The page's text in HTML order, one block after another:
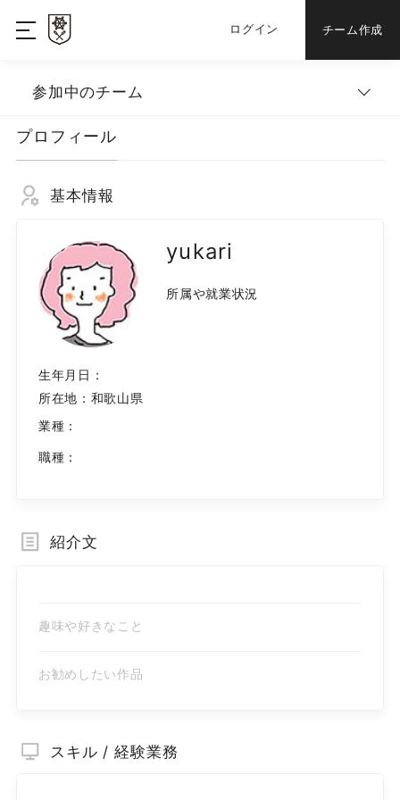
ログイン チーム作成
参加中のチーム
プロフィール
基本情報
yukari
所属や就業状況
生年月日：
所在地： 和歌山県
業種：
職種：
紹介文
趣味や好きなこと
お勧めしたい作品
スキル / 経験業務